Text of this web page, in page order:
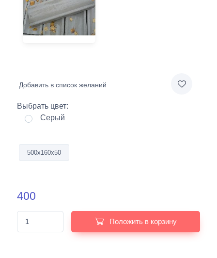
Добавить в список желаний
Выбрать цвет:
Серый
500х160х50
400
Положить в корзину